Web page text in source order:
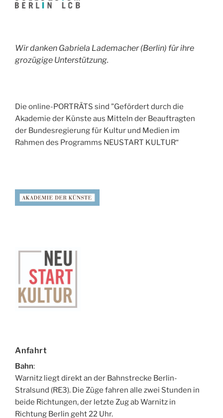
Wir danken Gabriela Lademacher (Berlin) für ihre
grozügige Unterstützung.
Die online-PORTRÄTS sind "Gefördert durch die
Akademie der Künste aus Mitteln der Beauftragten
der Bundesregierung für Kultur und Medien im
Rahmen des Programms NEUSTART KULTUR“
Anfahrt
Bahn:
Warnitz liegt direkt an der Bahnstrecke Berlin-
Stralsund (RE3). Die Züge fahren alle zwei Stunden in
beide Richtungen, der letzte Zug ab Warnitz in
Richtung Berlin geht 22 Uhr.